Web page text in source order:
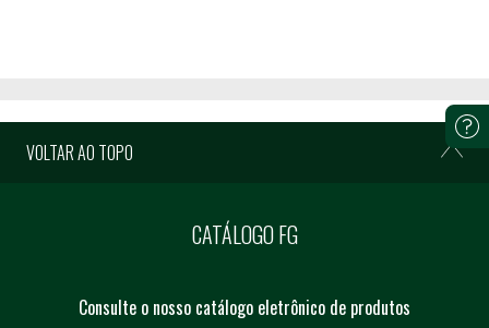
VOLTAR AO TOPO
CATÁLOGO FG
Consulte o nosso catálogo eletrônico de produtos